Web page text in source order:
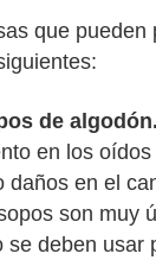
que pueden
de algodón.
en los
daños en el
son muy
se deben usar